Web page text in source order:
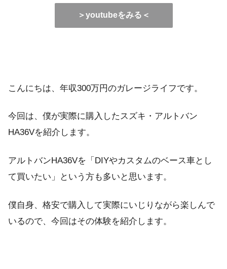
＞youtubeをみる＜
こんにちは、年収300万円のガレージライフです。
今回は、僕が実際に購入したスズキ・アルトバン
HA36Vを紹介します。
アルトバンHA36Vを「DIYやカスタムのベース車とし
て買いたい」という方も多いと思います。
僕自身、格安で購入して実際にいじりながら楽しんで
いるので、今回はその体験を紹介します。